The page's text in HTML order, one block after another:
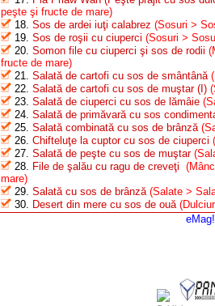
peşte şi fructe de mare)
18. Sos de ardei iuţi calabrez (Sosuri >
19. Sos de roşii cu ciuperci (Sosuri >
20. Somon file cu ciuperci şi sos de rodii
fructe de mare)
21. Salată de cartofi cu sos de smântână
22. Salată de cartofi cu sos de muştar (I)
23. Salată de ciuperci cu sos de lămâie
24. Salată de primăvară cu sos
25. Salată combinată cu sos de brânză
26. Chifteluţe la cuptor cu sos de ciuperci
27. Salată de peşte cu sos de muştar
28. File de şalău cu ragu de creveţi
mare)
29. Salată cu sos de brânză (Salate >
30. Desert din mere cu sos de ouă
eMag!